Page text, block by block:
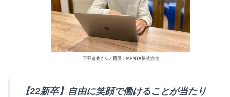
【22新卒】自由に笑顔で働けることが当たり